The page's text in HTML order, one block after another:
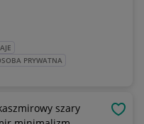
PRYWATNA
szary